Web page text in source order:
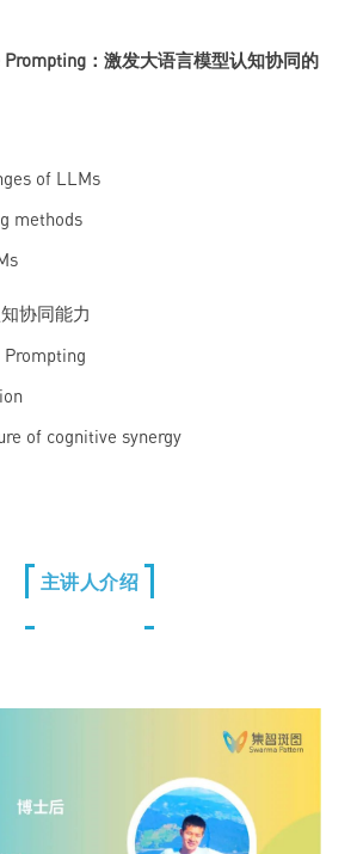
：激发大语言模型认知协同的
of LLMs
methods
协同能力
of cognitive synergy
主讲人介绍